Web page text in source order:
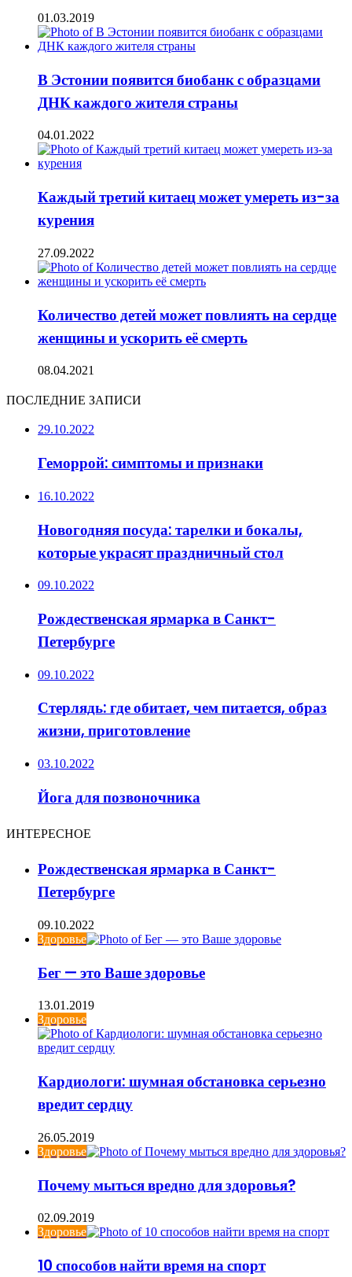
01.03.2019
В Эстонии появится биобанк с образцами
ДНК каждого жителя страны
04.01.2022
Каждый третий китаец может умереть из-за
курения
27.09.2022
Количество детей может повлиять на сердце
женщины и ускорить её смерть
08.04.2021
ПОСЛЕДНИЕ ЗАПИСИ
29.10.2022
Геморрой: симптомы и признаки
16.10.2022
Новогодняя посуда: тарелки и бокалы,
которые украсят праздничный стол
09.10.2022
Рождественская ярмарка в Санкт-
Петербурге
09.10.2022
Стерлядь: где обитает, чем питается, образ
жизни, приготовление
03.10.2022
Йога для позвоночника
ИНТЕРЕСНОЕ
Рождественская ярмарка в Санкт-
Петербурге
09.10.2022
Здоровье
Бег — это Ваше здоровье
13.01.2019
Здоровье
Кардиологи: шумная обстановка серьезно
вредит сердцу
26.05.2019
Здоровье
Почему мыться вредно для здоровья?
02.09.2019
Здоровье
10 способов найти время на спорт